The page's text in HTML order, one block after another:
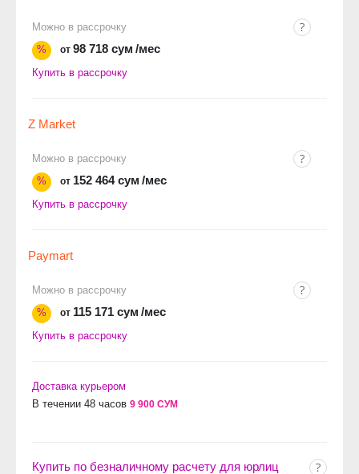
Можно в рассрочку
%
от 98 718 сум /мес
Купить в рассрочку
Z Market
Можно в рассрочку
%
от 152 464 сум /мес
Купить в рассрочку
Paymart
Можно в рассрочку
%
от 115 171 сум /мес
Купить в рассрочку
Доставка курьером
В течении 48 часов 9 900 СУМ
Купить по безналичному расчету для юрлиц